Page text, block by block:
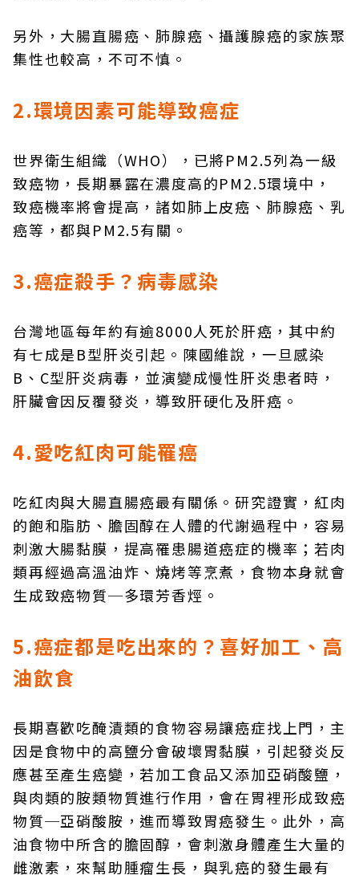
另外，大腸直腸癌、肺腺癌、攝護腺癌的家族聚
集性也較高，不可不慎。
2.環境因素可能導致癌症
世界衛生組織（WHO），已將PM2.5列為一級
致癌物，長期暴露在濃度高的PM2.5環境中，
致癌機率將會提高，諸如肺上皮癌、肺腺癌、乳
癌等，都與PM2.5有關。
3.癌症殺手？病毒感染
台灣地區每年約有逾8000人死於肝癌，其中約
有七成是B型肝炎引起。陳國維說，一旦感染
B、C型肝炎病毒，並演變成慢性肝炎患者時，
肝臟會因反覆發炎，導致肝硬化及肝癌。
4.愛吃紅肉可能罹癌
吃紅肉與大腸直腸癌最有關係。研究證實，紅肉
的飽和脂肪、膽固醇在人體的代謝過程中，容易
刺激大腸黏膜，提高罹患腸道癌症的機率；若肉
類再經過高溫油炸、燒烤等烹煮，食物本身就會
生成致癌物質─多環芳香烴。
5.癌症都是吃出來的？喜好加工、高
油飲食
長期喜歡吃醃漬類的食物容易讓癌症找上門，主
因是食物中的高鹽分會破壞胃黏膜，引起發炎反
應甚至產生癌變，若加工食品又添加亞硝酸鹽，
與肉類的胺類物質進行作用，會在胃裡形成致癌
物質─亞硝酸胺，進而導致胃癌發生。此外，高
油食物中所含的膽固醇，會刺激身體產生大量的
雌激素，來幫助腫瘤生長，與乳癌的發生最有